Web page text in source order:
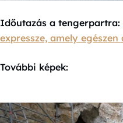
Időutazás a tengerpartra:
expressze, amely
További képek: